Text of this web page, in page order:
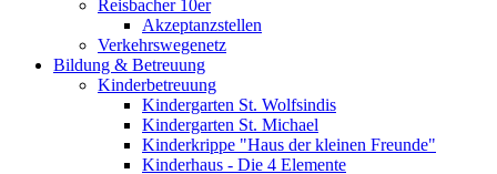
Reisbacher 10er
Akzeptanzstellen
Verkehrswegenetz
Bildung & Betreuung
Kinderbetreuung
Kindergarten St. Wolfsindis
Kindergarten St. Michael
Kinderkrippe "Haus der kleinen Freunde"
Kinderhaus - Die 4 Elemente